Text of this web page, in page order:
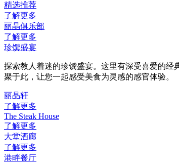
精选推荐
了解更多
丽晶俱乐部
了解更多
珍馔盛宴
探索教人着迷的珍馔盛宴。这里有深受喜爱的
聚于此，让您一起感受美食为灵感的感官体验。
丽晶轩
了解更多
The Steak House
了解更多
大堂酒廊
了解更多
港畔餐厅